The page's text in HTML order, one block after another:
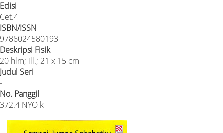
Edisi
Cet.4
ISBN/ISSN
9786024580193
Deskripsi Fisik
20 hlm; ill.; 21 x 15 cm
Judul Seri
-
No. Panggil
372.4 NYO k